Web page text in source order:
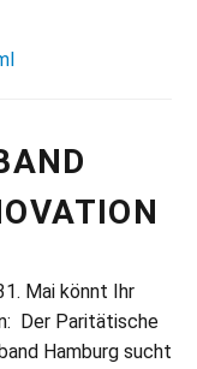
Mai könnt Ihr
Der Paritätische
Hamburg sucht